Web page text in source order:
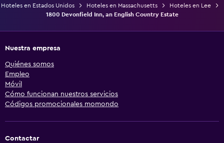
Hoteles en Estados Unidos
Hoteles en Massachusetts
Hoteles en Lee
1800 Devonfield Inn, an English Country Estate
Nuestra empresa
Quiénes somos
Empleo
Móvil
Cómo funcionan nuestros servicios
Códigos promocionales momondo
Contactar